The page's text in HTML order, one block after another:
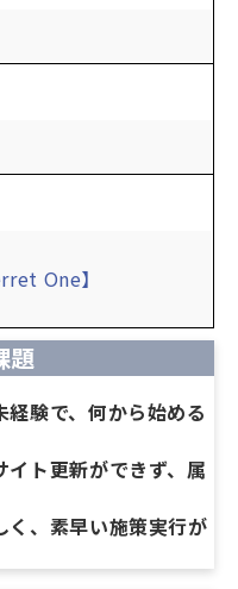
One】
題
験で、何から始める
ト更新ができず、属
、素早い施策実行が